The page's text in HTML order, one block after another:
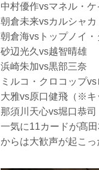
中村優作vsマネル・ケ
朝倉未来vsカルシャカ
朝倉海vsトップノイ・
砂辺光久vs越智晴雄
浜崎朱加vs黒部三奈
ミルコ・クロコップ
大雅vs原口健飛（※キ
那須川天心vs堀口恭
一気に11カードが髙
からは大歓声が起こっ